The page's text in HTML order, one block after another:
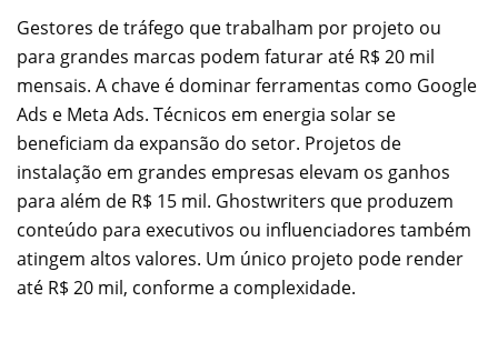
Gestores de tráfego que trabalham por projeto ou
para grandes marcas podem faturar até R$ 20 mil
mensais. A chave é dominar ferramentas como Google
Ads e Meta Ads. Técnicos em energia solar se
beneficiam da expansão do setor. Projetos de
instalação em grandes empresas elevam os ganhos
para além de R$ 15 mil. Ghostwriters que produzem
conteúdo para executivos ou influenciadores também
atingem altos valores. Um único projeto pode render
até R$ 20 mil, conforme a complexidade.